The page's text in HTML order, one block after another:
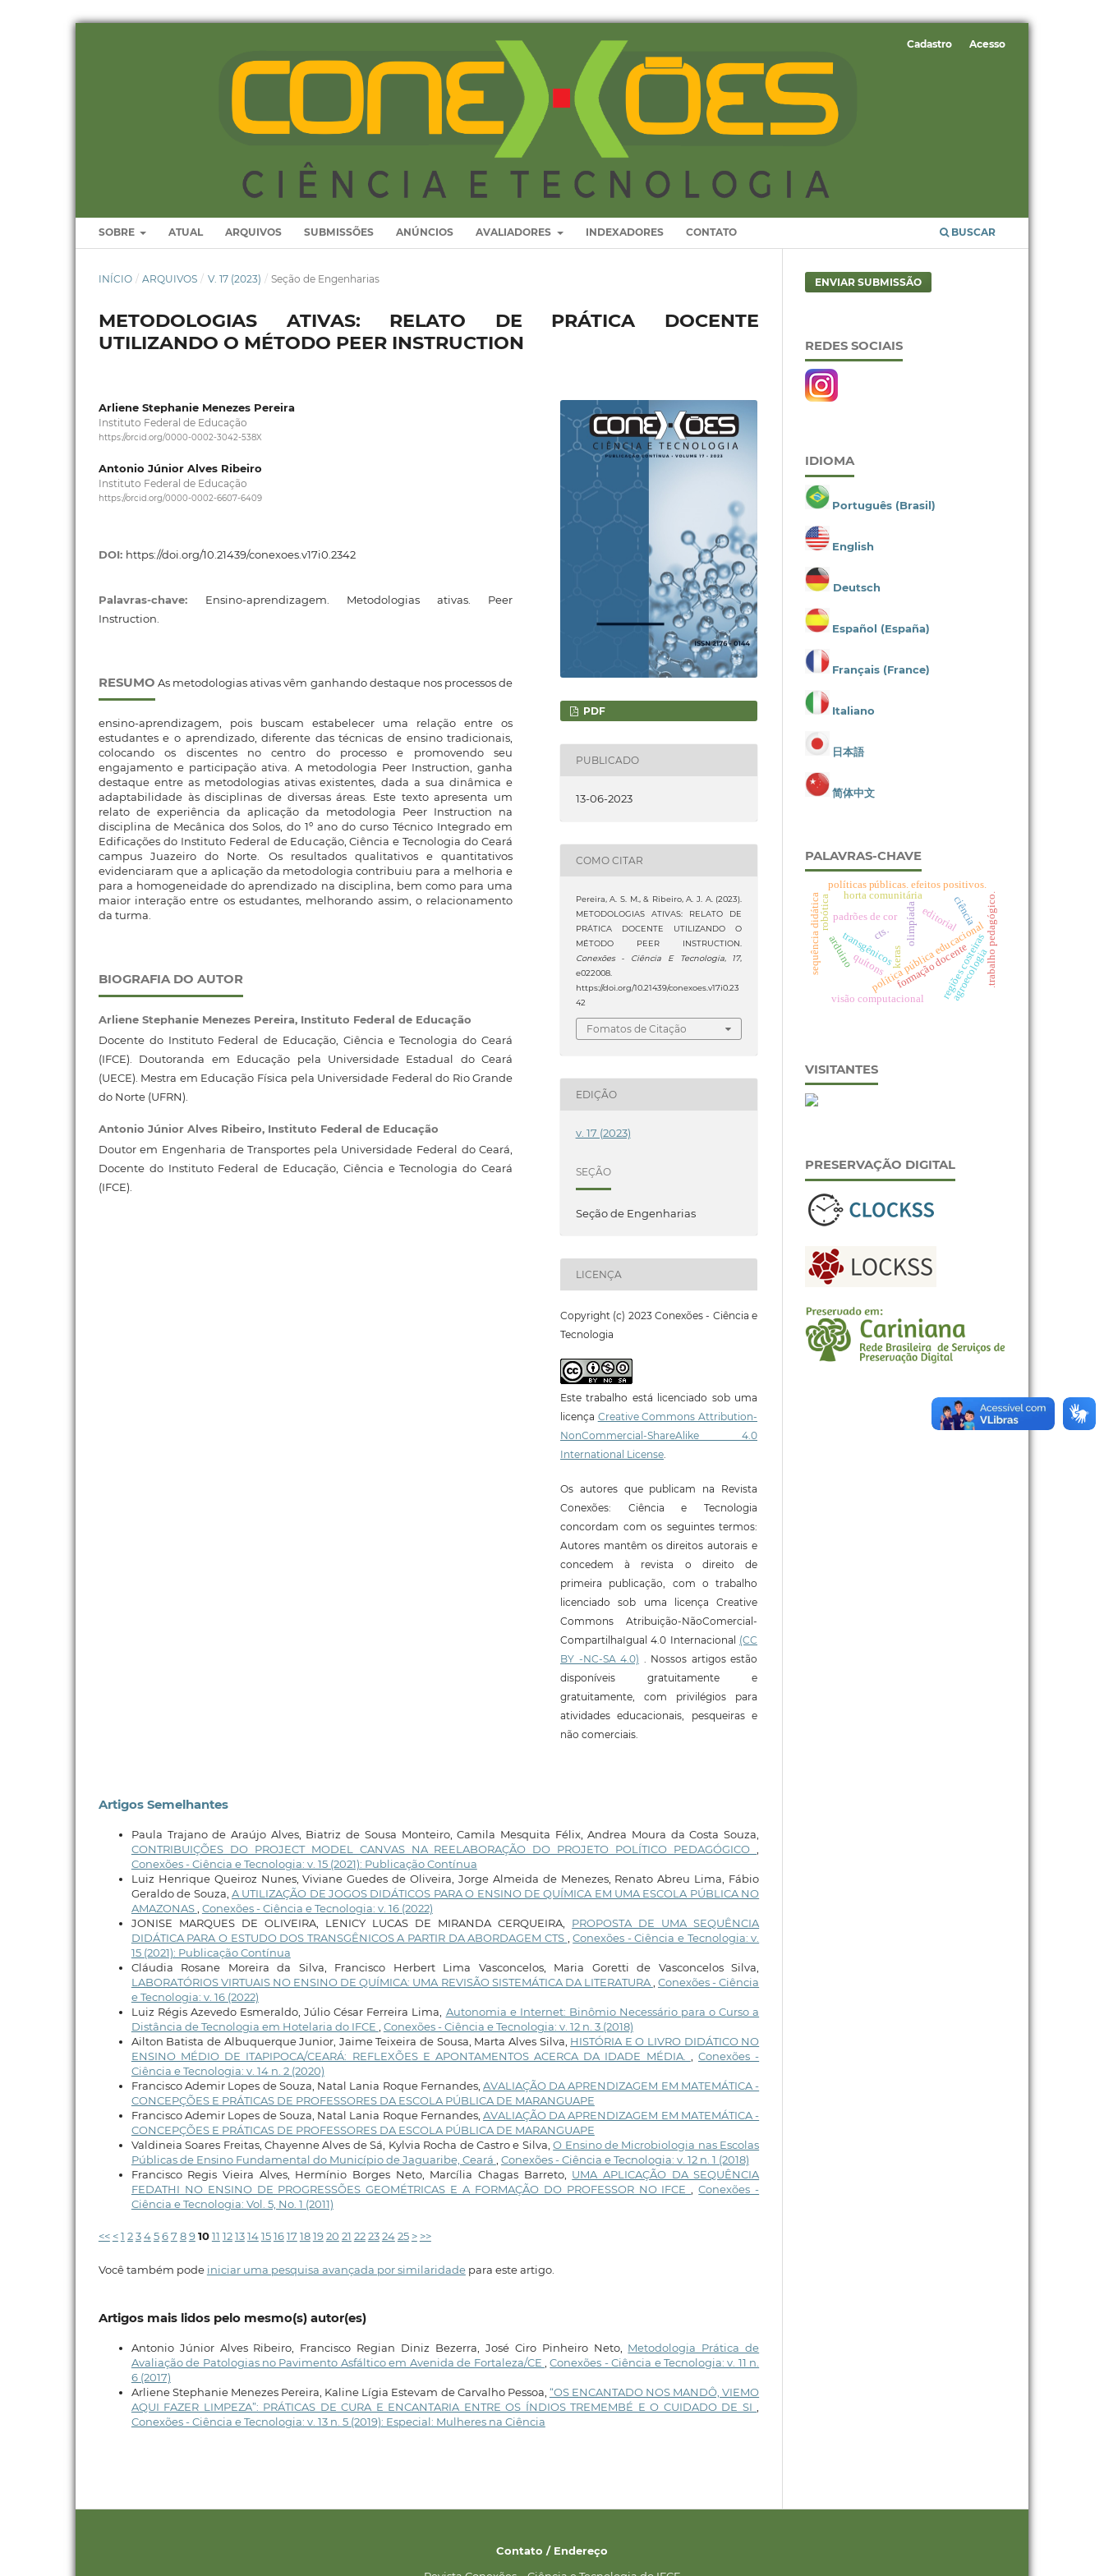
SOBRE ATUAL ARQUIVOS SUBMISSÕES ANÚNCIOS AVALIADORES INDEXADORES CONTATO BUSCAR
Cadastro Acesso
INÍCIO / ARQUIVOS / V. 17 (2023) / Seção de Engenharias
METODOLOGIAS ATIVAS: RELATO DE PRÁTICA DOCENTE
UTILIZANDO O MÉTODO PEER INSTRUCTION
Arliene Stephanie Menezes Pereira
Instituto Federal de Educação
https://orcid.org/0000-0002-3042-538X
Antonio Júnior Alves Ribeiro
Instituto Federal de Educação
https://orcid.org/0000-0002-6607-6409
DOI: https://doi.org/10.21439/conexoes.v17i0.2342
Palavras-chave: Ensino-aprendizagem. Metodologias ativas. Peer
Instruction.
RESUMO As metodologias ativas vêm ganhando destaque nos processos de
ensino-aprendizagem, pois buscam estabelecer uma relação entre os
estudantes e o aprendizado, diferente das técnicas de ensino tradicionais,
colocando os discentes no centro do processo e promovendo seu
engajamento e participação ativa. A metodologia Peer Instruction, ganha
destaque entre as metodologias ativas existentes, dada a sua dinâmica e
adaptabilidade às disciplinas de diversas áreas. Este texto apresenta um
relato de experiência da aplicação da metodologia Peer Instruction na
disciplina de Mecânica dos Solos, do 1º ano do curso Técnico Integrado em
Edificações do Instituto Federal de Educação, Ciência e Tecnologia do Ceará
campus Juazeiro do Norte. Os resultados qualitativos e quantitativos
evidenciaram que a aplicação da metodologia contribuiu para a melhoria e
para a homogeneidade do aprendizado na disciplina, bem como para uma
maior interação entre os estudantes, melhorando assim, o relacionamento
da turma.
BIOGRAFIA DO AUTOR
Arliene Stephanie Menezes Pereira, Instituto Federal de Educação
Docente do Instituto Federal de Educação, Ciência e Tecnologia do Ceará
(IFCE). Doutoranda em Educação pela Universidade Estadual do Ceará
(UECE). Mestra em Educação Física pela Universidade Federal do Rio Grande
do Norte (UFRN).
Antonio Júnior Alves Ribeiro, Instituto Federal de Educação
Doutor em Engenharia de Transportes pela Universidade Federal do Ceará,
Docente do Instituto Federal de Educação, Ciência e Tecnologia do Ceará
(IFCE).
PDF
PUBLICADO
13-06-2023
COMO CITAR
Pereira, A. S. M., & Ribeiro, A. J. A. (2023).
METODOLOGIAS ATIVAS: RELATO DE
PRÁTICA DOCENTE UTILIZANDO O
MÉTODO PEER INSTRUCTION.
Conexões - Ciência E Tecnologia, 17,
e022008.
https://doi.org/10.21439/conexoes.v17i0.23
42
Fomatos de Citação
EDIÇÃO
v. 17 (2023)
SEÇÃO
Seção de Engenharias
LICENÇA
Copyright (c) 2023 Conexões - Ciência e
Tecnologia
Este trabalho está licenciado sob uma
licença Creative Commons Attribution-
NonCommercial-ShareAlike 4.0
International License.
Os autores que publicam na Revista
Conexões: Ciência e Tecnologia
concordam com os seguintes termos:
Autores mantêm os direitos autorais e
concedem à revista o direito de
primeira publicação, com o trabalho
licenciado sob uma licença Creative
Commons Atribuição-NãoComercial-
CompartilhaIgual 4.0 Internacional (CC
BY -NC-SA 4.0) . Nossos artigos estão
disponíveis gratuitamente e
gratuitamente, com privilégios para
atividades educacionais, pesqueiras e
não comerciais.
Artigos Semelhantes
Paula Trajano de Araújo Alves, Biatriz de Sousa Monteiro, Camila Mesquita Félix, Andrea Moura da Costa Souza,
CONTRIBUIÇÕES DO PROJECT MODEL CANVAS NA REELABORAÇÃO DO PROJETO POLÍTICO PEDAGÓGICO,
Conexões - Ciência e Tecnologia: v. 15 (2021): Publicação Contínua
Luiz Henrique Queiroz Nunes, Viviane Guedes de Oliveira, Jorge Almeida de Menezes, Renato Abreu Lima, Fábio
Geraldo de Souza, A UTILIZAÇÃO DE JOGOS DIDÁTICOS PARA O ENSINO DE QUÍMICA EM UMA ESCOLA PÚBLICA NO
AMAZONAS, Conexões - Ciência e Tecnologia: v. 16 (2022)
JONISE MARQUES DE OLIVEIRA, LENICY LUCAS DE MIRANDA CERQUEIRA, PROPOSTA DE UMA SEQUÊNCIA
DIDÁTICA PARA O ESTUDO DOS TRANSGÊNICOS A PARTIR DA ABORDAGEM CTS ,Conexões - Ciência e Tecnologia: v.
15 (2021): Publicação Contínua
Cláudia Rosane Moreira da Silva, Francisco Herbert Lima Vasconcelos, Maria Goretti de Vasconcelos Silva,
LABORATÓRIOS VIRTUAIS NO ENSINO DE QUÍMICA: UMA REVISÃO SISTEMÁTICA DA LITERATURA, Conexões - Ciência
e Tecnologia: v. 16 (2022)
Luiz Régis Azevedo Esmeraldo, Júlio César Ferreira Lima, Autonomia e Internet: Binômio Necessário para o Curso a
Distância de Tecnologia em Hotelaria do IFCE , Conexões - Ciência e Tecnologia: v. 12 n. 3 (2018)
Ailton Batista de Albuquerque Junior, Jaime Teixeira de Sousa, Marta Alves Silva, HISTÓRIA E O LIVRO DIDÁTICO NO
ENSINO MÉDIO DE ITAPIPOCA/CEARÁ: REFLEXÕES E APONTAMENTOS ACERCA DA IDADE MÉDIA. , Conexões -
Ciência e Tecnologia: v. 14 n. 2 (2020)
Francisco Ademir Lopes de Souza, Natal Lania Roque Fernandes, AVALIAÇÃO DA APRENDIZAGEM EM MATEMÁTICA -
CONCEPÇÕES E PRÁTICAS DE PROFESSORES DA ESCOLA PÚBLICA DE MARANGUAPE
Francisco Ademir Lopes de Souza, Natal Lania Roque Fernandes, AVALIAÇÃO DA APRENDIZAGEM EM MATEMÁTICA -
CONCEPÇÕES E PRÁTICAS DE PROFESSORES DA ESCOLA PÚBLICA DE MARANGUAPE
Valdineia Soares Freitas, Chayenne Alves de Sá, Kylvia Rocha de Castro e Silva,O Ensino de Microbiologia nas Escolas
Públicas de Ensino Fundamental do Município de Jaguaribe, Ceará , Conexões - Ciência e Tecnologia: v. 12 n. 1 (2018)
Francisco Regis Vieira Alves, Hermínio Borges Neto, Marcília Chagas Barreto, UMA APLICAÇÃO DA SEQUÊNCIA
FEDATHI NO ENSINO DE PROGRESSÕES GEOMÉTRICAS E A FORMAÇÃO DO PROFESSOR NO IFCE,Conexões -
Ciência e Tecnologia: Vol. 5, No. 1 (2011)
<< <1 234567 891011 121314151617 181920 21 22232425 > >>
Você também pode iniciar uma pesquisa avançada por similaridadepara este artigo.
Artigos mais lidos pelo mesmo(s) autor(es)
Antonio Júnior Alves Ribeiro, Francisco Regian Diniz Bezerra, José Ciro Pinheiro Neto, Metodologia Prática de
Avaliação de Patologias no Pavimento Asfáltico em Avenida de Fortaleza/CE
,Conexões - Ciência e Tecnologia: v. 11 n.
6 (2017)
Arliene Stephanie Menezes Pereira, Kaline Lígia Estevam de Carvalho Pessoa, “OS ENCANTADO NOS MANDÔ, VIEMO
AQUI FAZER LIMPEZA”: PRÁTICAS DE CURA E ENCANTARIA ENTRE OS ÍNDIOS TREMEMBÉ E O CUIDADO DE SI
Conexões - Ciência e Tecnologia: v. 13 n. 5 (2019): Especial: Mulheres na Ciência
ENVIAR SUBMISSÃO
REDES SOCIAIS
IDIOMA
Português (Brasil)
English
Deutsch
Español (España)
Français (France)
Italiano
日本語
简体中文
PALAVRAS-CHAVE
editorial
olimpíada
política pública educacional
padrões de cor
quítons regiões costeiras
robótica
visão computacional
keras
políticas públicas. efeitos positivos.
formação docente
sequência didática transgênicos
cts.
horta comunitária
agroecologia.trabalho pedagógico.
ciência
arduino
VISITANTES
PRESERVAÇÃO DIGITAL
Contato / Endereço